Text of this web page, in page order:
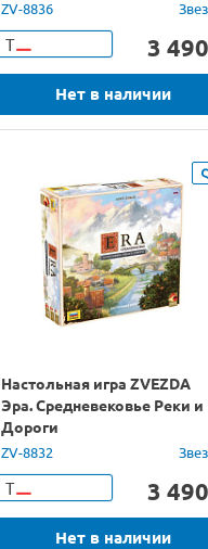
ZV-8836
Т 3 490
Нет в наличии
Настольная игра ZVEZDA
Эра. Средневековье Реки и
Дороги
ZV-8832
Т 3 490
Нет в наличии